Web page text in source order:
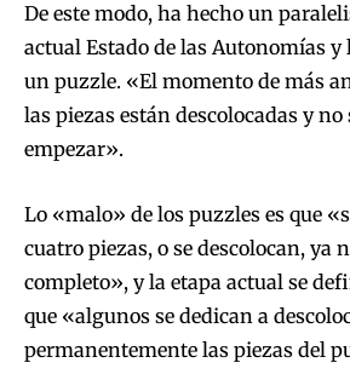
De este modo, ha hecho un
actual Estado de las Autonomías
un puzzle. «El momento de más
las piezas están descolocadas y
empezar».
Lo «malo» de los puzzles es que
cuatro piezas, o se descolocan, ya
completo», y la etapa actual se
que «algunos se dedican a
permanentemente las piezas del